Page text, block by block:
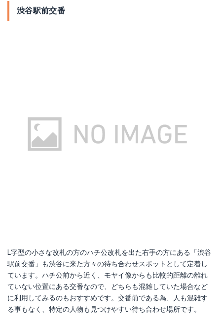
渋谷駅前交番
L字型の小さな改札の方のハチ公改札を出た右手の方にある「渋谷
駅前交番」も渋谷に来た方々の待ち合わせスポットとして定着し
ています。ハチ公前から近く、モヤイ像からも比較的距離の離れ
ていない位置にある交番なので、どちらも混雑していた場合など
に利用してみるのもおすすめです。交番前である為、人も混雑す
る事もなく、特定の人物も見つけやすい待ち合わせ場所です。